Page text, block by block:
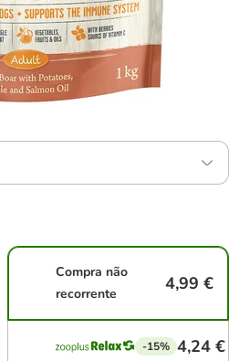
Compra não
recorrente
4,99 €
-15% 4,24 €